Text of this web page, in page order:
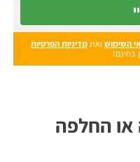
השימוש ואתמדיניות הפרטיות
בחינם!
או החלפה